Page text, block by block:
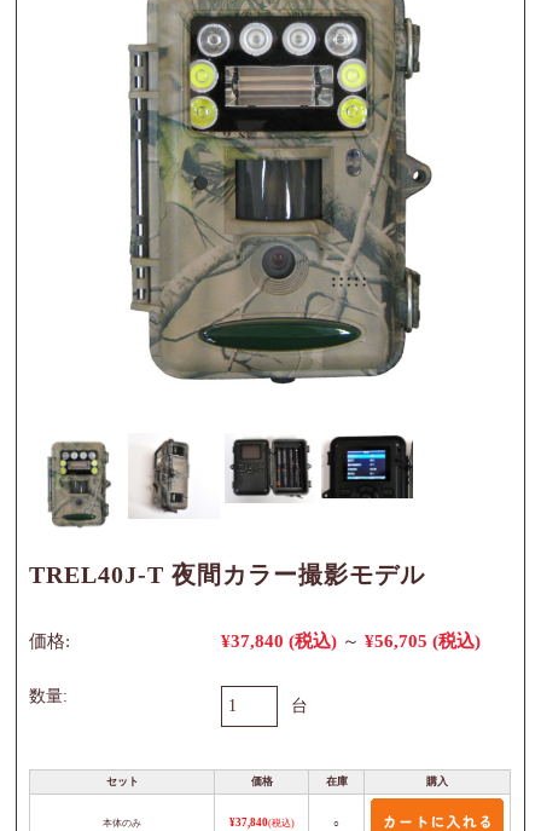
TREL40J-T 夜間カラー撮影モデル
価格: ¥37,840 (税込) ～ ¥56,705 (税込)
数量:
台
セット 価格 在庫 購入
本体のみ ¥37,840(税込) ○